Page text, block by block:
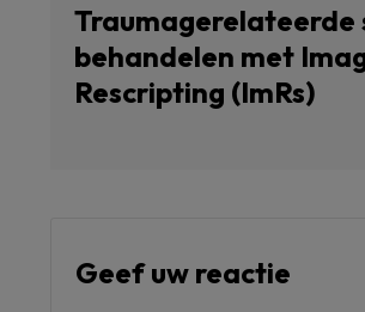
Traumagerelateerde
behandelen met
Rescripting (ImRs)
Geef uw reactie